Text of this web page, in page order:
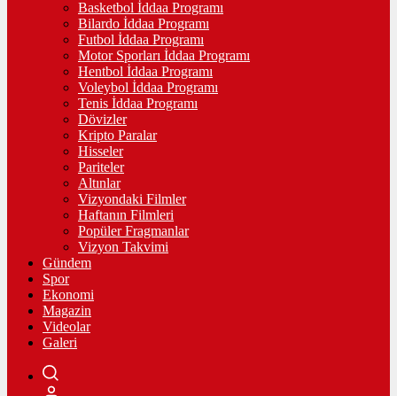
Basketbol İddaa Programı
Bilardo İddaa Programı
Futbol İddaa Programı
Motor Sporları İddaa Programı
Hentbol İddaa Programı
Voleybol İddaa Programı
Tenis İddaa Programı
Dövizler
Kripto Paralar
Hisseler
Pariteler
Altınlar
Vizyondaki Filmler
Haftanın Filmleri
Popüler Fragmanlar
Vizyon Takvimi
Gündem
Spor
Ekonomi
Magazin
Videolar
Galeri